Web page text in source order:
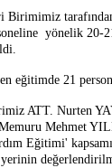
Birimimiz
yönelik 20-
eğitimde 21
ATT. Nurten
Mehmet
Eğitimi'
yerinin